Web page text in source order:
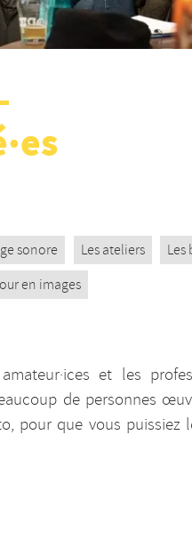
sonore Les ateliers Les
en images
et les
de personnes
pour que vous puissiez